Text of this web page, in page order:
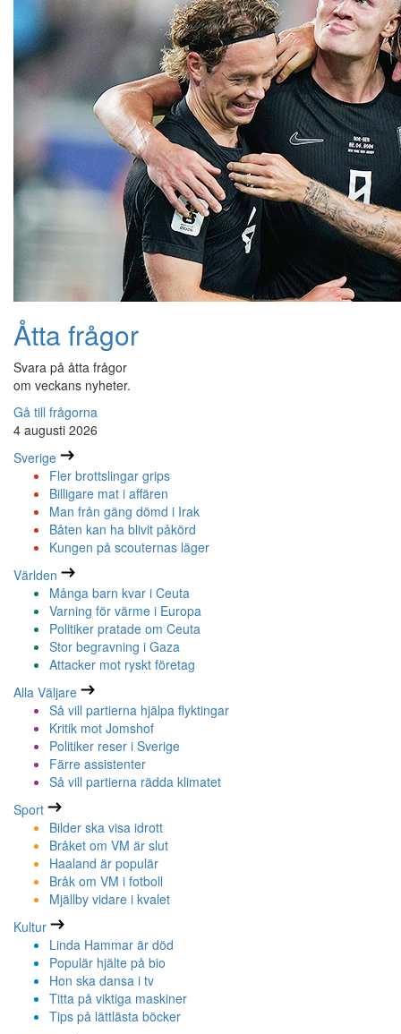
Åtta frågor
Svara på åtta frågor
om veckans nyheter.
Gå till frågorna
4 augusti 2026
Sverige
Fler brottslingar grips
Billigare mat i affären
Man från gäng dömd i Irak
Båten kan ha blivit påkörd
Kungen på scouternas läger
Världen
Många barn kvar i Ceuta
Varning för värme i Europa
Politiker pratade om Ceuta
Stor begravning i Gaza
Attacker mot ryskt företag
Alla Väljare
Så vill partierna hjälpa flyktingar
Kritik mot Jomshof
Politiker reser i Sverige
Färre assistenter
Så vill partierna rädda klimatet
Sport
Bilder ska visa idrott
Bråket om VM är slut
Haaland är populär
Bråk om VM i fotboll
Mjällby vidare i kvalet
Kultur
Linda Hammar är död
Populär hjälte på bio
Hon ska dansa i tv
Titta på viktiga maskiner
Tips på lättlästa böcker